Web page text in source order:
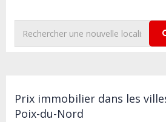
Prix immobilier dans les
Poix-du-Nord